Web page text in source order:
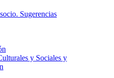
Sugerencias
y Sociales y